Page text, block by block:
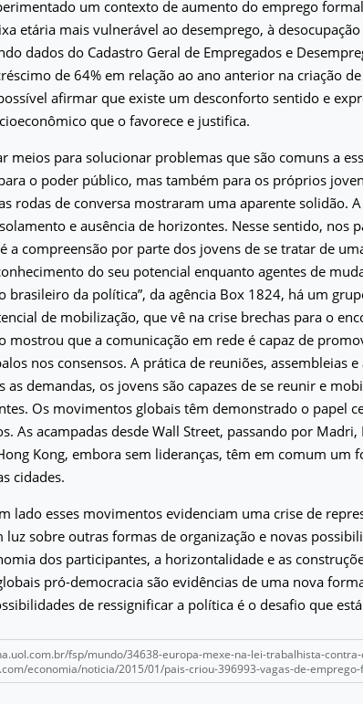
um contexto de aumento do emprego
etária mais vulnerável ao desemprego, à
dados do Cadastro Geral de Empregados e
de 64% em relação ao ano anterior na criação
afirmar que existe um desconforto sentido e
que o favorece e justifica.
meios para solucionar problemas que são comuns a
o poder público, mas também para os próprios
rodas de conversa mostraram uma aparente solidão.
e ausência de horizontes. Nesse sentido, nos
a compreensão por parte dos jovens de se tratar de
do seu potencial enquanto agentes de
brasileiro da política”, da agência Box 1824, há um
de mobilização, que vê na crise brechas para o
mostrou que a comunicação em rede é capaz de
nos consensos. A prática de reuniões, assembleias
as demandas, os jovens são capazes de se reunir e
Os movimentos globais têm demonstrado o papel
As acampadas desde Wall Street, passando por
Kong, embora sem lideranças, têm em comum um
cidades.
lado esses movimentos evidenciam uma crise de
luz sobre outras formas de organização e novas
dos participantes, a horizontalidade e as
pró-democracia são evidências de uma nova
de ressignificar a política é o desafio que
fsp/mundo/34638-europa-mexe-na-lei-trabalhista-
economia/noticia/2015/01/pais-criou-396993-vagas-de-